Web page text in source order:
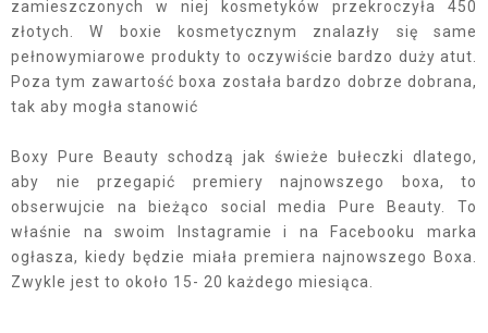
zamieszczonych w niej kosmetyków przekroczyła 450
złotych. W boxie kosmetycznym znalazły się same
pełnowymiarowe produkty to oczywiście bardzo duży atut.
Poza tym zawartość boxa została bardzo dobrze dobrana,
tak aby mogła stanowić
Boxy Pure Beauty schodzą jak świeże bułeczki dlatego,
aby nie przegapić premiery najnowszego boxa, to
obserwujcie na bieżąco social media Pure Beauty. To
właśnie na swoim Instagramie i na Facebooku marka
ogłasza, kiedy będzie miała premiera najnowszego Boxa.
Zwykle jest to około 15- 20 każdego miesiąca.